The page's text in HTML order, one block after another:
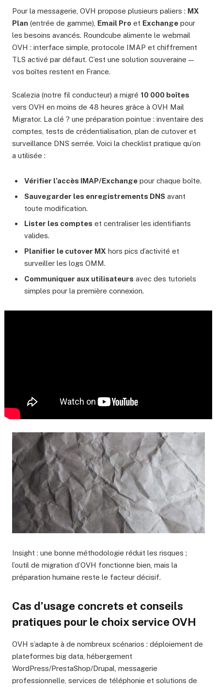
Pour la messagerie, OVH propose plusieurs paliers : MX
Plan (entrée de gamme), Email Pro et Exchange pour
les besoins avancés. Roundcube alimente le webmail
OVH : interface simple, protocole IMAP et chiffrement
TLS activé par défaut. C’est une solution souveraine —
vos boîtes restent en France.
Scalezia (notre fil conducteur) a migré 10 000 boîtes
vers OVH en moins de 48 heures grâce à OVH Mail
Migrator. La clé ? une préparation pointue : inventaire des
comptes, tests de crédentialisation, plan de cutover et
surveillance DNS serrée. Voici la checklist pratique qu’on
a utilisée :
Vérifier l’accès IMAP/Exchange pour chaque boîte.
Sauvegarder les enregistrements DNS avant
toute modification.
Lister les comptes et centraliser les identifiants
valides.
Planifier le cutover MX hors pics d’activité et
surveiller les logs OMM.
Communiquer aux utilisateurs avec des tutoriels
simples pour la première connexion.
Insight : une bonne méthodologie réduit les risques ;
l’outil de migration d’OVH fonctionne bien, mais la
préparation humaine reste le facteur décisif.
Cas d’usage concrets et conseils
pratiques pour le choix service OVH
OVH s’adapte à de nombreux scénarios : déploiement de
plateformes big data, hébergement
WordPress/PrestaShop/Drupal, messagerie
professionnelle, services de téléphonie et solutions de